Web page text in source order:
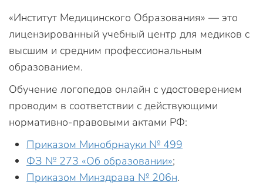
«Институт Медицинского Образования» — это
лицензированный учебный центр для медиков с
высшим и средним профессиональным
образованием.
Обучение логопедов онлайн с удостоверением
проводим в соответствии с действующими
нормативно-правовыми актами РФ:
Приказом Минобрнауки № 499
ФЗ № 273 «Об образовании»;
Приказом Минздрава № 206н.